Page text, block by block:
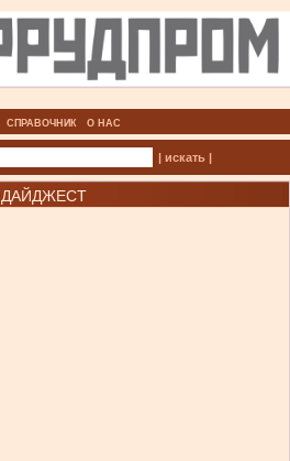
СПРАВОЧНИК О НАС
| искать |
ДАЙДЖЕСТ